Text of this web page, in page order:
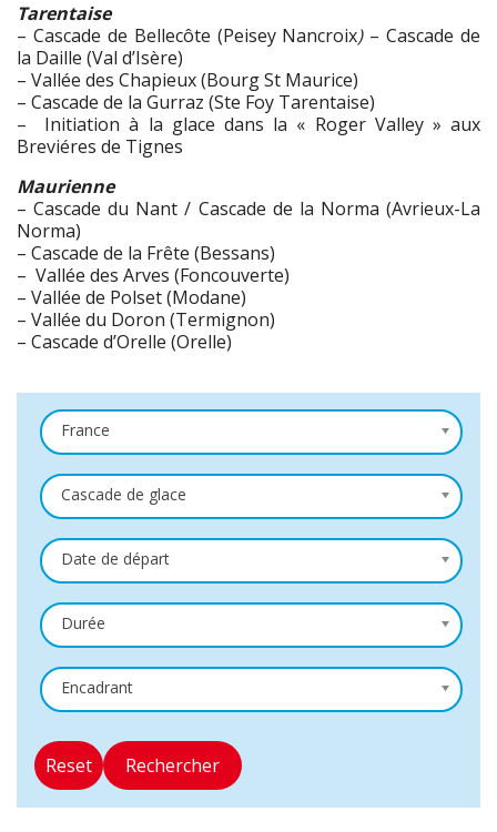
Tarentaise
– Cascade de Bellecôte (Peisey Nancroix) – Cascade de
la Daille (Val d’Isère)
– Vallée des Chapieux (Bourg St Maurice)
– Cascade de la Gurraz (Ste Foy Tarentaise)
– Initiation à la glace dans la « Roger Valley » aux
Breviéres de Tignes
Maurienne
– Cascade du Nant / Cascade de la Norma (Avrieux-La
Norma)
– Cascade de la Frête (Bessans)
– Vallée des Arves (Foncouverte)
– Vallée de Polset (Modane)
– Vallée du Doron (Termignon)
– Cascade d’Orelle (Orelle)
France
Cascade de glace
Date de départ
Durée
Encadrant
Reset Rechercher